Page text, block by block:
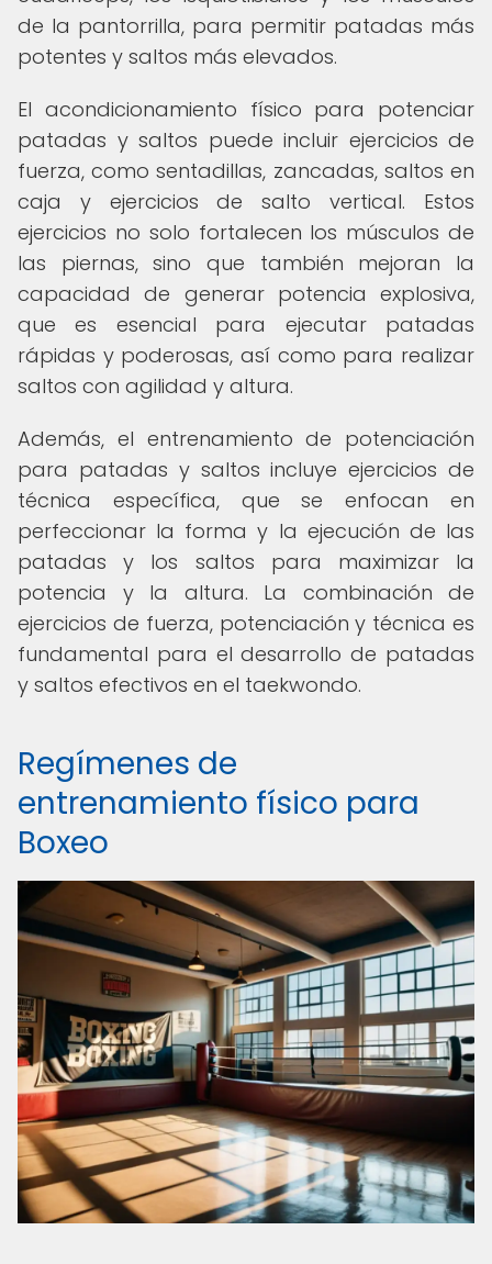
de la pantorrilla, para permitir patadas más
potentes y saltos más elevados.
El acondicionamiento físico para potenciar
patadas y saltos puede incluir ejercicios de
fuerza, como sentadillas, zancadas, saltos en
caja y ejercicios de salto vertical. Estos
ejercicios no solo fortalecen los músculos de
las piernas, sino que también mejoran la
capacidad de generar potencia explosiva,
que es esencial para ejecutar patadas
rápidas y poderosas, así como para realizar
saltos con agilidad y altura.
Además, el entrenamiento de potenciación
para patadas y saltos incluye ejercicios de
técnica específica, que se enfocan en
perfeccionar la forma y la ejecución de las
patadas y los saltos para maximizar la
potencia y la altura. La combinación de
ejercicios de fuerza, potenciación y técnica es
fundamental para el desarrollo de patadas
y saltos efectivos en el taekwondo.
Regímenes de
entrenamiento físico para
Boxeo